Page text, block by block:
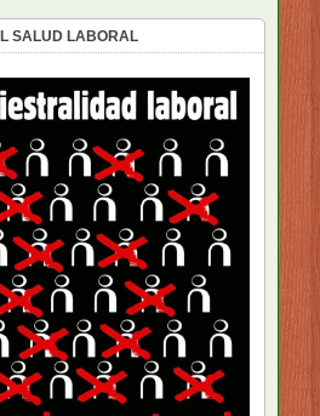
SALUD LABORAL